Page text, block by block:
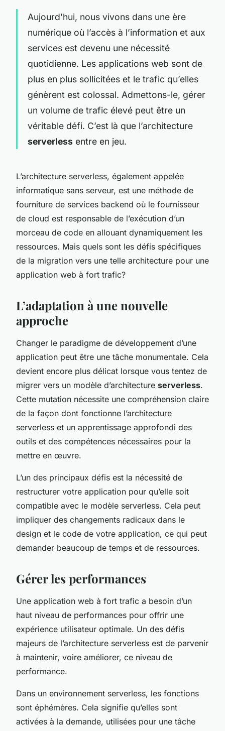
Aujourd’hui, nous vivons dans une ère
numérique où l’accès à l’information et aux
services est devenu une nécessité
quotidienne. Les applications web sont de
plus en plus sollicitées et le trafic qu’elles
génèrent est colossal. Admettons-le, gérer
un volume de trafic élevé peut être un
véritable défi. C’est là que l’architecture
serverless entre en jeu.
L’architecture serverless, également appelée
informatique sans serveur, est une méthode de
fourniture de services backend où le fournisseur
de cloud est responsable de l’exécution d’un
morceau de code en allouant dynamiquement les
ressources. Mais quels sont les défis spécifiques
de la migration vers une telle architecture pour une
application web à fort trafic?
L’adaptation à une nouvelle
approche
Changer le paradigme de développement d’une
application peut être une tâche monumentale. Cela
devient encore plus délicat lorsque vous tentez de
migrer vers un modèle d’architecture serverless.
Cette mutation nécessite une compréhension claire
de la façon dont fonctionne l’architecture
serverless et un apprentissage approfondi des
outils et des compétences nécessaires pour la
mettre en œuvre.
L’un des principaux défis est la nécessité de
restructurer votre application pour qu’elle soit
compatible avec le modèle serverless. Cela peut
impliquer des changements radicaux dans le
design et le code de votre application, ce qui peut
demander beaucoup de temps et de ressources.
Gérer les performances
Une application web à fort trafic a besoin d’un
haut niveau de performances pour offrir une
expérience utilisateur optimale. Un des défis
majeurs de l’architecture serverless est de parvenir
à maintenir, voire améliorer, ce niveau de
performance.
Dans un environnement serverless, les fonctions
sont éphémères. Cela signifie qu’elles sont
activées à la demande, utilisées pour une tâche